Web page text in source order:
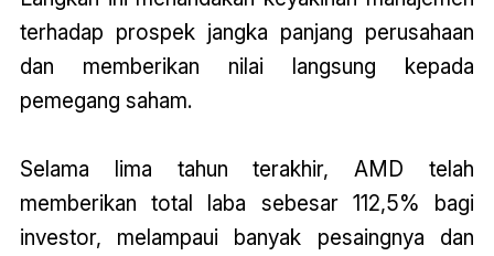
terhadap prospek jangka panjang perusahaan
dan memberikan nilai langsung kepada
pemegang saham.
Selama lima tahun terakhir, AMD telah
memberikan total laba sebesar 112,5% bagi
investor, melampaui banyak pesaingnya dan